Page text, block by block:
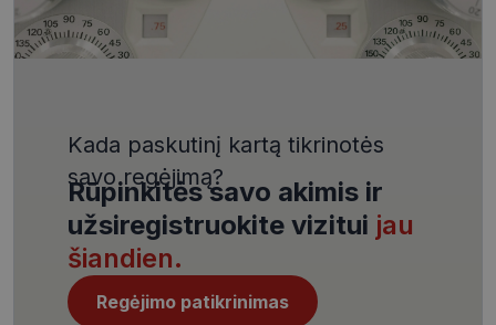
Kada paskutinį kartą tikrinotės
savo regėjimą?
Rūpinkitės savo akimis ir
užsiregistruokite vizitui jau
šiandien.
Regėjimo patikrinimas
VISITOR_PRIVACY_METADATA
YouTube
.youtube.com
5 mėnesiai
4 savaitės
CookieScriptConsent
CookieScript
www.visionexpress.lt